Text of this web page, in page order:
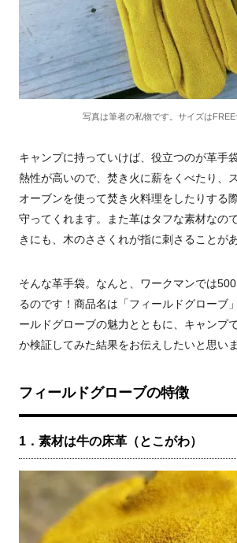
写真は筆者の私物です。サイズはFREE
キャンプに持っていけば、役立つのが革手
熱性が高いので、焚き火に薪をくべたり、
オーブンを使って焚き火料理をしたりする
守ってくれます。また革はタフな素材なの
きにも、木のささくれが指に刺さることが
そんな革手袋。なんと、ワークマンでは
るのです！商品名は「フィールドグローブ
ールドグローブの魅力とともに、キャンプ
か検証してみた結果をお伝えしたいと思いま
フィールドグローブの特徴
1．素材は牛の床革（とこがわ）